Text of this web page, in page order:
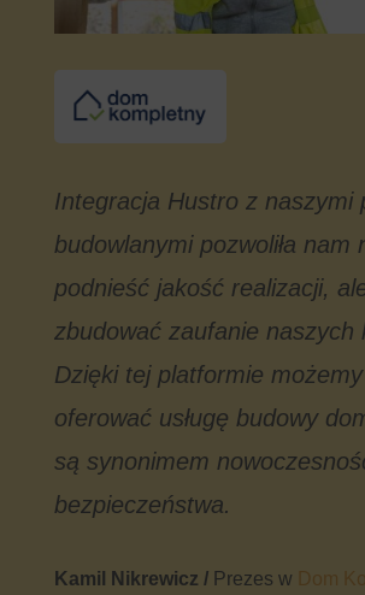
Integracja Hustro z naszymi
budowlanymi pozwoliła nam
podnieść jakość realizacji,
zbudować zaufanie naszych
Dzięki tej platformie
oferować usługę budowy
są synonimem
bezpieczeństwa.
Kamil Nikrewicz / Prezes w Dom